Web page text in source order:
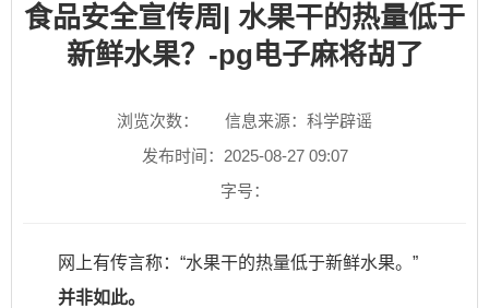
食品安全宣传周| 水果干的热量低于
新鲜水果？-pg电子麻将胡了
浏览次数：
信息来源：科学辟谣
发布时间：2025-08-27 09:07
字号：
网上有传言称：“水果干的热量低于新鲜水果。”
并非如此。